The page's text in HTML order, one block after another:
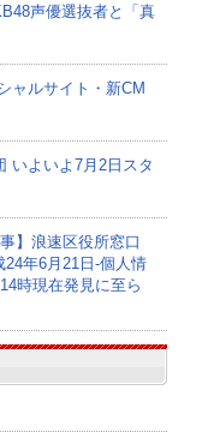
声優選抜者と「真
ャルサイト・新CM
いよいよ7月2日スタ
】浪速区役所窓口
年6月21日-個人情
時現在発見に至ら